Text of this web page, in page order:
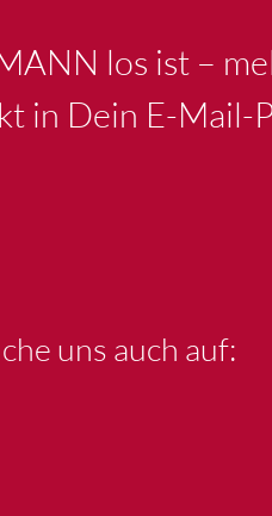
los ist –
in Dein E-Mail-
uns auch auf: